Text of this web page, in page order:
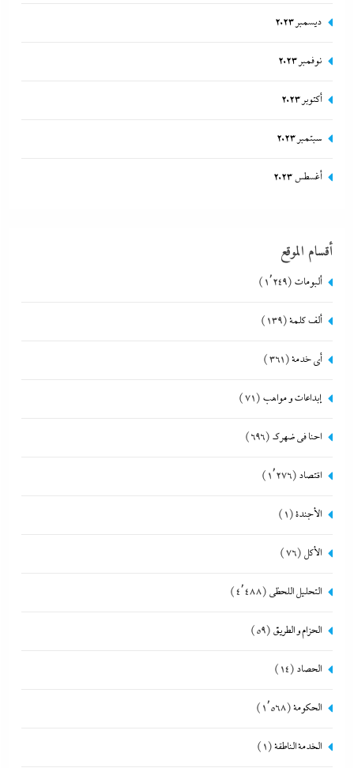
ديسمبر 2023
نوفمبر 2023
أكتوبر 2023
سبتمبر 2023
أغسطس 2023
أقسام الموقع
ألبومات (1٬249)
ألف كلمة(139)
أي خدمة(361)
إبداعات و مواهب (71)
احنا في ضهرك (696)
اقتصاد (1٬276)
الأجندة(1)
الأكل (76)
التحليل اللحظي (4٬488)
الحزام و الطريق (59)
الحصاد (14)
الحكومة(1٬568)
الخدمة الناطقة(1)